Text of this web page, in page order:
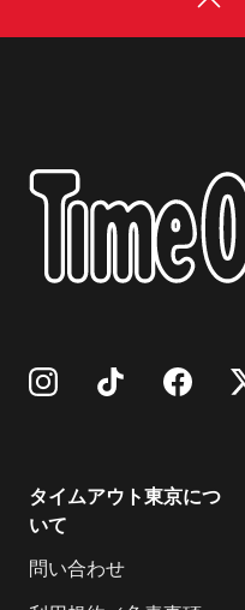
タイムアウト東京につ
いて
問い合わせ